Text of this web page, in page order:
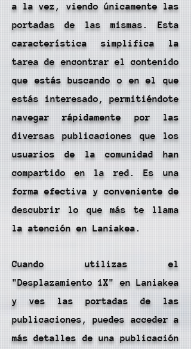
a la vez, viendo únicamente las
portadas de las mismas. Esta
característica simplifica la
tarea de encontrar el contenido
que estás buscando o en el que
estás interesado, permitiéndote
navegar rápidamente por las
diversas publicaciones que los
usuarios de la comunidad han
compartido en la red. Es una
forma efectiva y conveniente de
descubrir lo que más te llama
la atención en Laniakea.
Cuando utilizas el
"Desplazamiento 1X" en Laniakea
y ves las portadas de las
publicaciones, puedes acceder a
más detalles de una publicación